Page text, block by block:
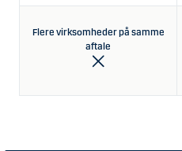
Flere virksomheder på samme
aftale